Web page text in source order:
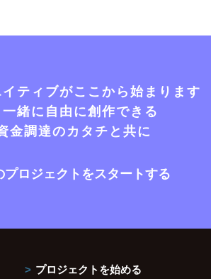
ティブがここから始まります
緒に自由に創作できる
金調達のカタチと共に
プロジェクトをスタートする
プロジェクトを始める